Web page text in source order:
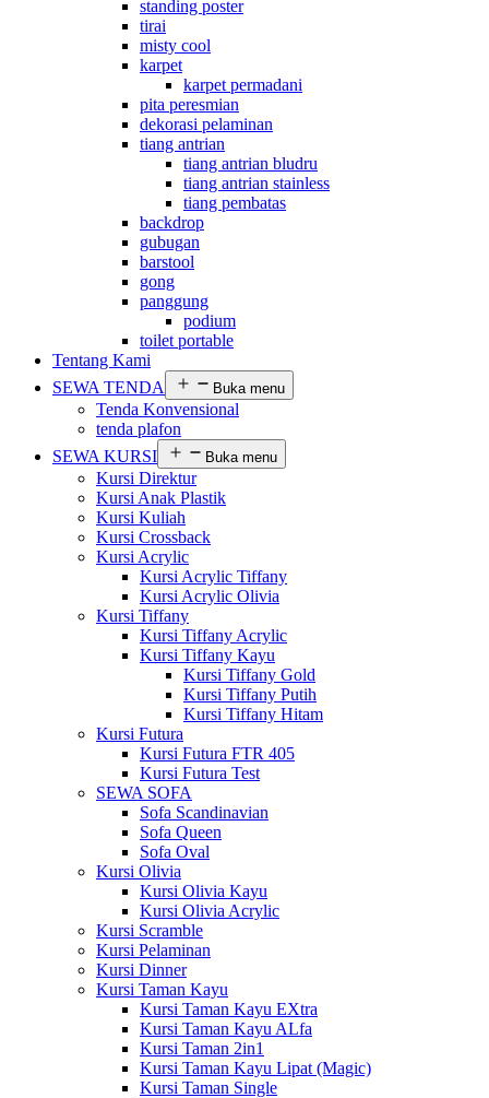
standing poster
tirai
misty cool
karpet
karpet permadani
pita peresmian
dekorasi pelaminan
tiang antrian
tiang antrian bludru
tiang antrian stainless
tiang pembatas
backdrop
gubugan
barstool
gong
panggung
podium
toilet portable
Tentang Kami
SEWA TENDA
Buka menu
Tenda Konvensional
tenda plafon
SEWA KURSI
Buka menu
Kursi Direktur
Kursi Anak Plastik
Kursi Kuliah
Kursi Crossback
Kursi Acrylic
Kursi Acrylic Tiffany
Kursi Acrylic Olivia
Kursi Tiffany
Kursi Tiffany Acrylic
Kursi Tiffany Kayu
Kursi Tiffany Gold
Kursi Tiffany Putih
Kursi Tiffany Hitam
Kursi Futura
Kursi Futura FTR 405
Kursi Futura Test
SEWA SOFA
Sofa Scandinavian
Sofa Queen
Sofa Oval
Kursi Olivia
Kursi Olivia Kayu
Kursi Olivia Acrylic
Kursi Scramble
Kursi Pelaminan
Kursi Dinner
Kursi Taman Kayu
Kursi Taman Kayu EXtra
Kursi Taman Kayu ALfa
Kursi Taman 2in1
Kursi Taman Kayu Lipat (Magic)
Kursi Taman Single